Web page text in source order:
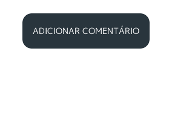
ADICIONAR COMENTÁRIO